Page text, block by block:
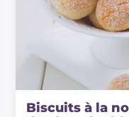
Biscuits à la